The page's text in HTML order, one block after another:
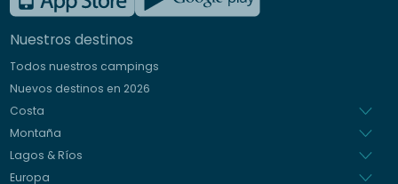
Inglés
Alemán
Nuestros destinos
Todos nuestros campings
Nuevos destinos en 2026
Costa
Montaña
Lagos & Ríos
Europa